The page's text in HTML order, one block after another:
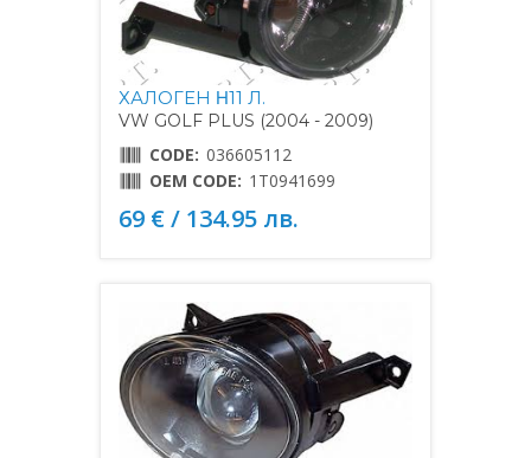
ХАЛОГЕН Η11 Л.
VW GOLF PLUS (2004 - 2009)
CODE: 036605112
OEM CODE: 1T0941699
69 € / 134.95 лв.